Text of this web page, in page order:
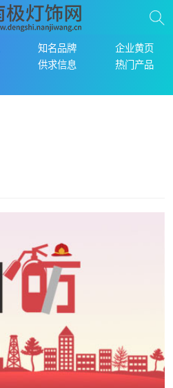
知名品牌
企业黄页
供求信息
热门产品